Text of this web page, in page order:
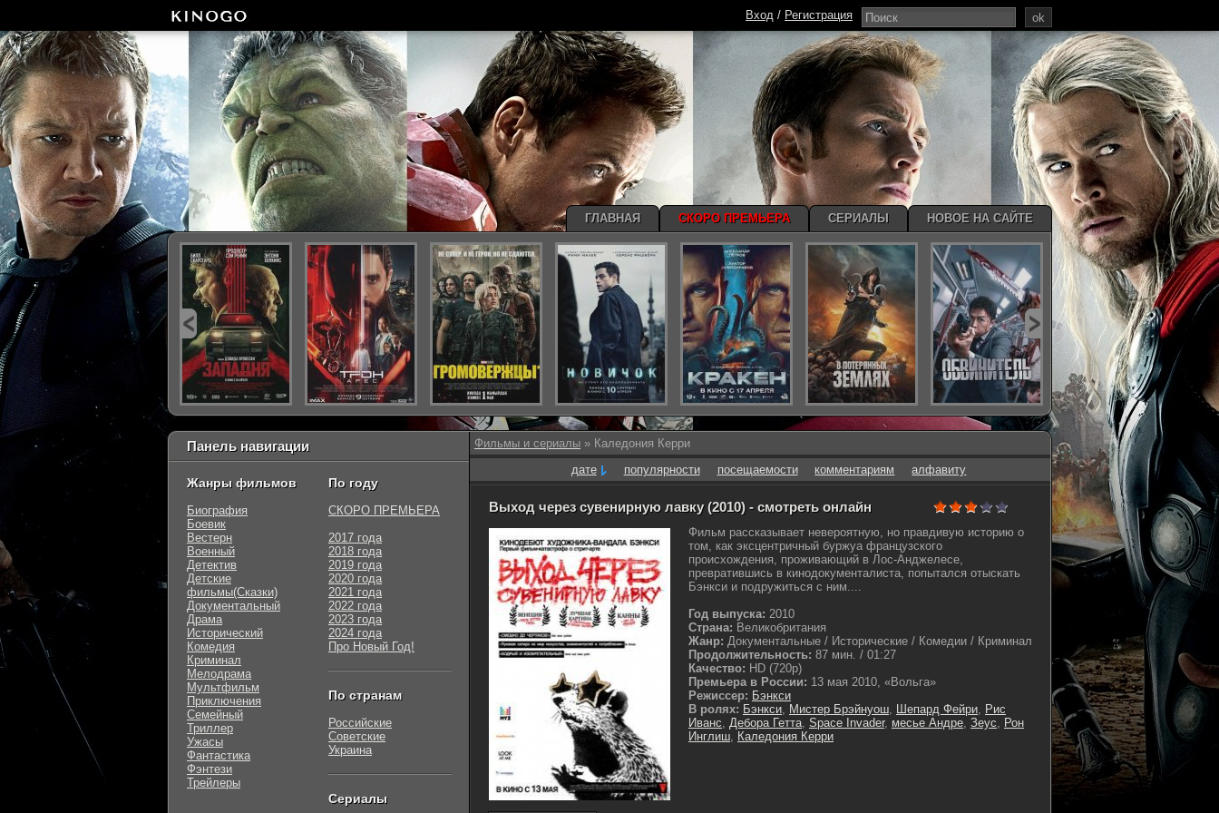
Фильмы и сериалы » Каледония Керри
дате
популярности посещаемости комментариям алфавиту
Выход через сувенирную лавку (2010) - смотреть онлайн
Фильм рассказывает невероятную, но правдивую историю о
том, как эксцентричный буржуа французского
происхождения, проживающий в Лос-Анджелесе,
превратившись в кинодокументалиста, попытался отыскать
Бэнкси и подружиться с ним....
Год выпуска: 2010
Страна: Великобритания
Жанр: Документальные / Исторические / Комедии / Криминал
Продолжительность: 87 мин. / 01:27
Качество: HD (720p)
Премьера в России: 13 мая 2010, «Вольга»
Режиссер: Бэнкси
В ролях: Бэнкси, Мистер Брэйнуош, Шепард Фейри, Рис
Иванс, Дебора Гетта, Space Invader, месье Андре, Зеус, Рон
Инглиш, Каледония Керри
Панель навигации
Жанры фильмов
Биография
Боевик
Вестерн
Военный
Детектив
Детские
фильмы(Сказки)
Документальный
Драма
Исторический
Комедия
Криминал
Мелодрама
Мультфильм
Приключения
Семейный
Триллер
Ужасы
Фантастика
Фэнтези
Трейлеры
По году
СКОРО ПРЕМЬЕРА
2017 года
2018 года
2019 года
2020 года
2021 года
2022 года
2023 года
2024 года
Про Новый Год!
По странам
Российские
Советские
Украина
Сериалы
ok
Вход / Регистрация
ГЛАВНАЯ СКОРО ПРЕМЬЕРА СЕРИАЛЫ НОВОЕ НА САЙТЕ